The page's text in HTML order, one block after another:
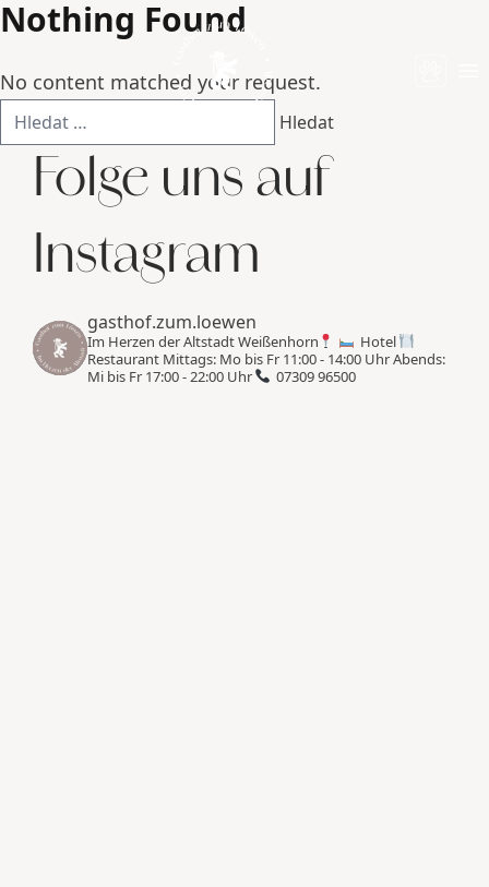
Skip to content
Nothing Found
No content matched your request.
Vyhledávání
Folge uns auf
Instagram
gasthof.zum.loewen
Im Herzen der Altstadt Weißenhorn
Hotel
Restaurant Mittags: Mo bis Fr 11:00 - 14:00 UhrAbends:
Mi bis Fr 17:00 - 22:00 Uhr
07309 96500